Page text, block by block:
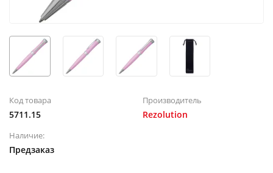
Код товара
5711.15
Производитель
Rezolution
Наличие:
Предзаказ